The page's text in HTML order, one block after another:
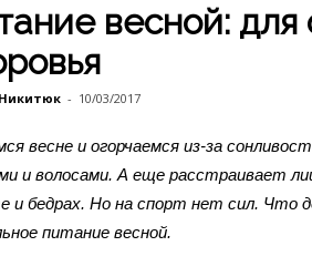
весной: для
- 10/03/2017
весне и огорчаемся из-за
и волосами. А еще расстраивает
и бедрах. Но на спорт нет сил. Что
питание весной.